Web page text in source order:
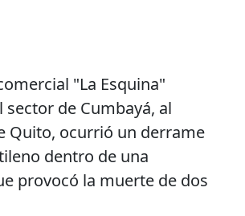
"La Esquina"
sector de Cumbayá, al
Quito, ocurrió un derrame
dentro de una
provocó la muerte de dos